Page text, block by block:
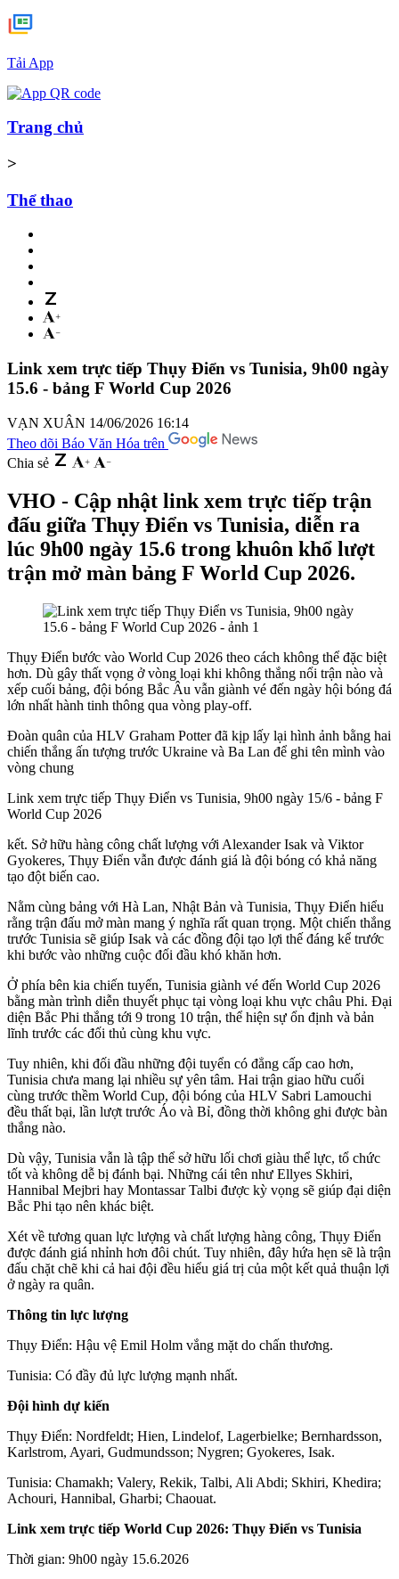
Tải App
Trang chủ
>
Thể thao
Link xem trực tiếp Thụy Điển vs Tunisia, 9h00 ngày
15.6 - bảng F World Cup 2026
VẠN XUÂN 14/06/2026 16:14
Theo dõi Báo Văn Hóa trên
Chia sẻ
VHO - Cập nhật link xem trực tiếp trận
đấu giữa Thụy Điển vs Tunisia, diễn ra
lúc 9h00 ngày 15.6 trong khuôn khổ lượt
trận mở màn bảng F World Cup 2026.
Thụy Điển bước vào World Cup 2026 theo cách không thể đặc biệt
hơn. Dù gây thất vọng ở vòng loại khi không thắng nổi trận nào và
xếp cuối bảng, đội bóng Bắc Âu vẫn giành vé đến ngày hội bóng đá
lớn nhất hành tinh thông qua vòng play-off.
Đoàn quân của HLV Graham Potter đã kịp lấy lại hình ảnh bằng hai
chiến thắng ấn tượng trước Ukraine và Ba Lan để ghi tên mình vào
vòng chung
Link xem trực tiếp Thụy Điển vs Tunisia, 9h00 ngày 15/6 - bảng F
World Cup 2026
kết. Sở hữu hàng công chất lượng với Alexander Isak và Viktor
Gyokeres, Thụy Điển vẫn được đánh giá là đội bóng có khả năng
tạo đột biến cao.
Nằm cùng bảng với Hà Lan, Nhật Bản và Tunisia, Thụy Điển hiểu
rằng trận đấu mở màn mang ý nghĩa rất quan trọng. Một chiến thắng
trước Tunisia sẽ giúp Isak và các đồng đội tạo lợi thế đáng kể trước
khi bước vào những cuộc đối đầu khó khăn hơn.
Ở phía bên kia chiến tuyến, Tunisia giành vé đến World Cup 2026
bằng màn trình diễn thuyết phục tại vòng loại khu vực châu Phi. Đại
diện Bắc Phi thắng tới 9 trong 10 trận, thể hiện sự ổn định và bản
lĩnh trước các đối thủ cùng khu vực.
Tuy nhiên, khi đối đầu những đội tuyển có đẳng cấp cao hơn,
Tunisia chưa mang lại nhiều sự yên tâm. Hai trận giao hữu cuối
cùng trước thềm World Cup, đội bóng của HLV Sabri Lamouchi
đều thất bại, lần lượt trước Áo và Bỉ, đồng thời không ghi được bàn
thắng nào.
Dù vậy, Tunisia vẫn là tập thể sở hữu lối chơi giàu thể lực, tổ chức
tốt và không dễ bị đánh bại. Những cái tên như Ellyes Skhiri,
Hannibal Mejbri hay Montassar Talbi được kỳ vọng sẽ giúp đại diện
Bắc Phi tạo nên khác biệt.
Xét về tương quan lực lượng và chất lượng hàng công, Thụy Điển
được đánh giá nhỉnh hơn đôi chút. Tuy nhiên, đây hứa hẹn sẽ là trận
đấu chặt chẽ khi cả hai đội đều hiểu giá trị của một kết quả thuận lợi
ở ngày ra quân.
Thông tin lực lượng
Thụy Điển: Hậu vệ Emil Holm vắng mặt do chấn thương.
Tunisia: Có đầy đủ lực lượng mạnh nhất.
Đội hình dự kiến
Thụy Điển: Nordfeldt; Hien, Lindelof, Lagerbielke; Bernhardsson,
Karlstrom, Ayari, Gudmundsson; Nygren; Gyokeres, Isak.
Tunisia: Chamakh; Valery, Rekik, Talbi, Ali Abdi; Skhiri, Khedira;
Achouri, Hannibal, Gharbi; Chaouat.
Link xem trực tiếp World Cup 2026: Thụy Điển vs Tunisia
Thời gian: 9h00 ngày 15.6.2026